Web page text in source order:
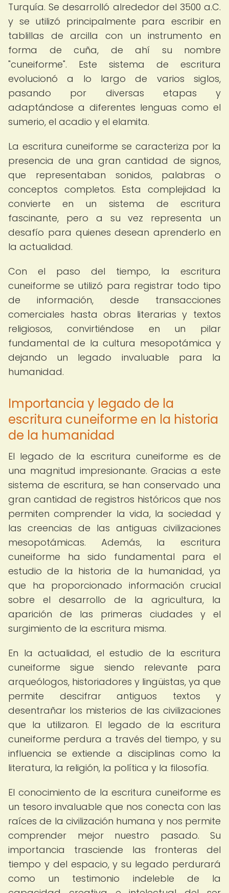
Turquía. Se desarrolló alrededor del 3500 a.C.
y se utilizó principalmente para escribir en
tablillas de arcilla con un instrumento en
forma de cuña, de ahí su nombre
"cuneiforme". Este sistema de escritura
evolucionó a lo largo de varios siglos,
pasando por diversas etapas y
adaptándose a diferentes lenguas como el
sumerio, el acadio y el elamita.
La escritura cuneiforme se caracteriza por la
presencia de una gran cantidad de signos,
que representaban sonidos, palabras o
conceptos completos. Esta complejidad la
convierte en un sistema de escritura
fascinante, pero a su vez representa un
desafío para quienes desean aprenderlo en
la actualidad.
Con el paso del tiempo, la escritura
cuneiforme se utilizó para registrar todo tipo
de información, desde transacciones
comerciales hasta obras literarias y textos
religiosos, convirtiéndose en un pilar
fundamental de la cultura mesopotámica y
dejando un legado invaluable para la
humanidad.
Importancia y legado de la
escritura cuneiforme en la historia
de la humanidad
El legado de la escritura cuneiforme es de
una magnitud impresionante. Gracias a este
sistema de escritura, se han conservado una
gran cantidad de registros históricos que nos
permiten comprender la vida, la sociedad y
las creencias de las antiguas civilizaciones
mesopotámicas. Además, la escritura
cuneiforme ha sido fundamental para el
estudio de la historia de la humanidad, ya
que ha proporcionado información crucial
sobre el desarrollo de la agricultura, la
aparición de las primeras ciudades y el
surgimiento de la escritura misma.
En la actualidad, el estudio de la escritura
cuneiforme sigue siendo relevante para
arqueólogos, historiadores y lingüistas, ya que
permite descifrar antiguos textos y
desentrañar los misterios de las civilizaciones
que la utilizaron. El legado de la escritura
cuneiforme perdura a través del tiempo, y su
influencia se extiende a disciplinas como la
literatura, la religión, la política y la filosofía.
El conocimiento de la escritura cuneiforme es
un tesoro invaluable que nos conecta con las
raíces de la civilización humana y nos permite
comprender mejor nuestro pasado. Su
importancia trasciende las fronteras del
tiempo y del espacio, y su legado perdurará
como un testimonio indeleble de la